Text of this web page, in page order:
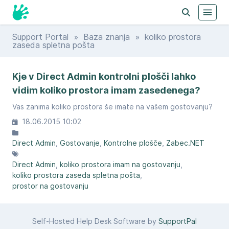
Support Portal » Baza znanja » koliko prostora
zaseda spletna pošta
Kje v Direct Admin kontrolni plošči lahko
vidim koliko prostora imam zasedenega?
Vas zanima koliko prostora še imate na vašem gostovanju?
18.06.2015 10:02
Direct Admin Gostovanje Kontrolne plošče Zabec.NET
Direct Admin koliko prostora imam na gostovanju
koliko prostora zaseda spletna pošta
prostor na gostovanju
Self-Hosted Help Desk Software by SupportPal